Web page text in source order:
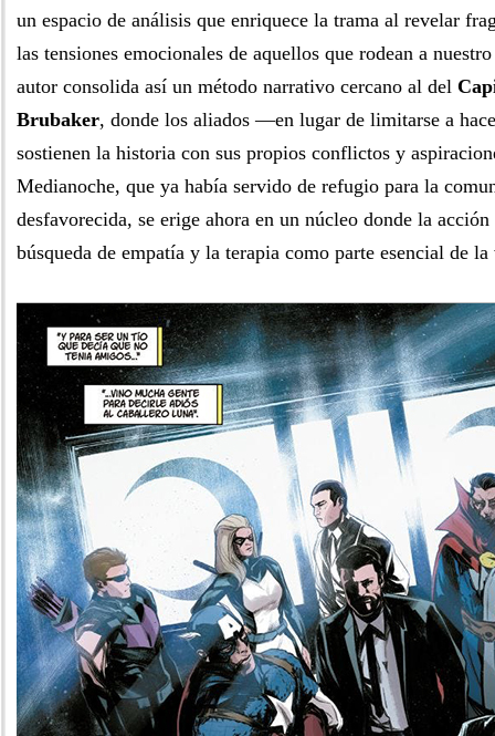
un espacio de análisis que enriquece la trama al revelar
las tensiones emocionales de aquellos que rodean a
autor consolida así un método narrativo cercano al del
Brubaker, donde los aliados —en lugar de limitarse a
sostienen la historia con sus propios conflictos y
Medianoche, que ya había servido de refugio para la
desfavorecida, se erige ahora en un núcleo donde la
búsqueda de empatía y la terapia como parte esencial de